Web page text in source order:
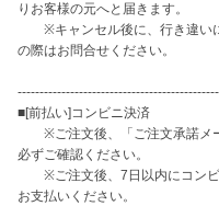
りお客様の元へと届きます。
※キャンセル後に、行き違い
の際はお問合せください。
■[前払い]コンビニ決済
※ご注文後、「ご注文承諾メ
必ずご確認ください。
※ご注文後、7日以内にコンビ
お支払いください。